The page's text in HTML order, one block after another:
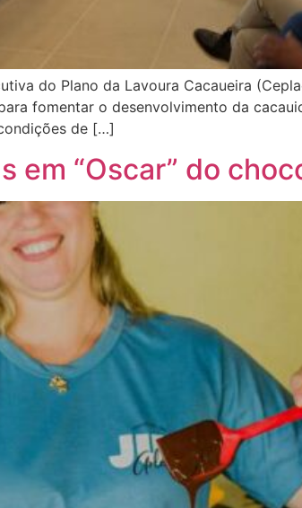
do Plano da Lavoura Cacaueira
fomentar o desenvolvimento da
de […]
em “Oscar” do